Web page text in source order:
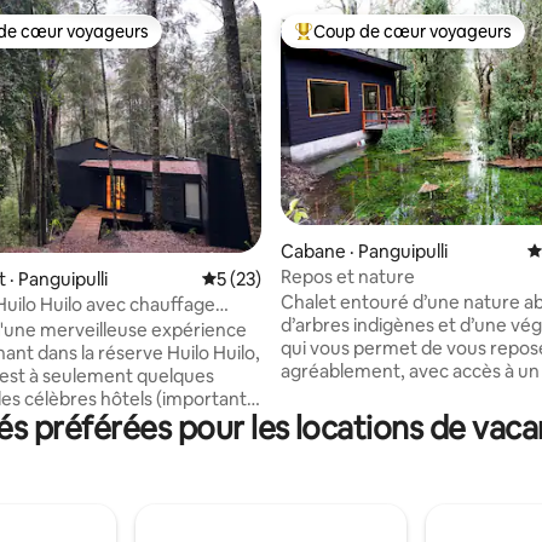
sur 5, 16 commentaires
cœur voyageurs parmi les plus aimés
cœur voyageurs
Panguipulli Note moyenne de 5 sur 5, 23
5 (23)
Huilo avec chauffage
merveilleuse expérience
dans la réserve Huilo Huilo,
à seulement quelques
célèbres hôtels (important
à l'intérieur de la
ne sont pas toujours faciles)
Coup de cœur voyageurs
Coup de cœur voyageurs
Cabane · Panguipulli
Repos et nature
Chalet entouré d’une nature
d’arbres indigènes et d’une
qui vous permet de vous
agréablement, avec accès à un
rivière elle-même, où vous
pratiquer la pêche sportive.
des sources thermales de
préférées pour les locations de